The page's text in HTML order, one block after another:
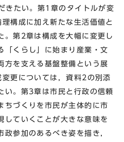
たい。第1章のタイトルが変
構成に加え新たな生活価値と
。第2章は構成を大幅に変更し
「くらし」に始まり産業・文
方を支える基盤整備という展
更については，資料2の別添
い。第3章は市民と行政の信頼
ちづくりを市民が主体的に市
していくことが大きな意味を
参加のあるべき姿を描き，